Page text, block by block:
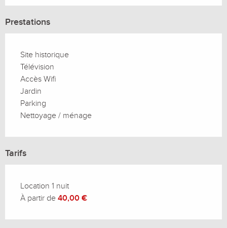
Prestations
Site historique
Télévision
Accès Wifi
Jardin
Parking
Nettoyage / ménage
Tarifs
Location 1 nuit
À partir de 40,00 €